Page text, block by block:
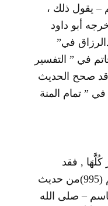
– يقول ذلك ،
أبو داود
(884) وعبدالرزاق في”
أبي حاتم في ” التفسير
برقم (19073) وقد صحح الحديث
في ” تمام المنة
كُلَّهَا , فقد
أخرجه الحميدي (2/437) برقم (995)من حديث
– صلى الله